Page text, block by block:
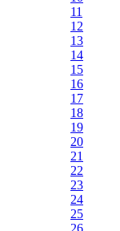
11
12
13
14
15
16
17
18
19
20
21
22
23
24
25
26